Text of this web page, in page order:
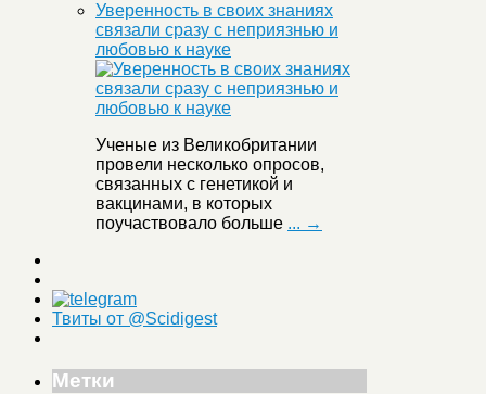
Уверенность в своих знаниях
связали сразу с неприязнью и
любовью к науке
Ученые из Великобритании
провели несколько опросов,
связанных с генетикой и
вакцинами, в которых
поучаствовало больше ... →
Твиты от @Scidigest
Метки